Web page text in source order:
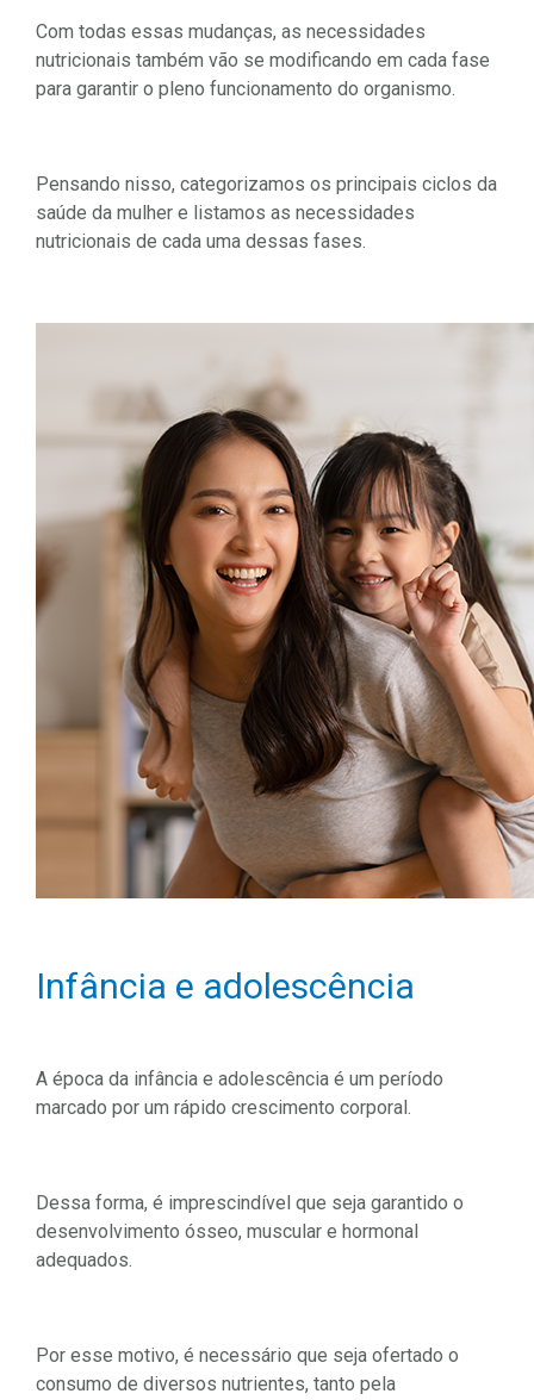
Com todas essas mudanças, as necessidades
nutricionais também vão se modificando em cada fase
para garantir o pleno funcionamento do organismo.
Pensando nisso, categorizamos os principais ciclos da
saúde da mulher e listamos as necessidades
nutricionais de cada uma dessas fases.
Infância e adolescência
A época da infância e adolescência é um período
marcado por um rápido crescimento corporal.
Dessa forma, é imprescindível que seja garantido o
desenvolvimento ósseo, muscular e hormonal
adequados.
Por esse motivo, é necessário que seja ofertado o
consumo de diversos nutrientes, tanto pela